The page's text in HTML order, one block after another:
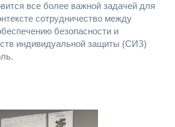
все более важной задачей для
сотрудничество между
безопасности и
индивидуальной защиты (СИЗ)